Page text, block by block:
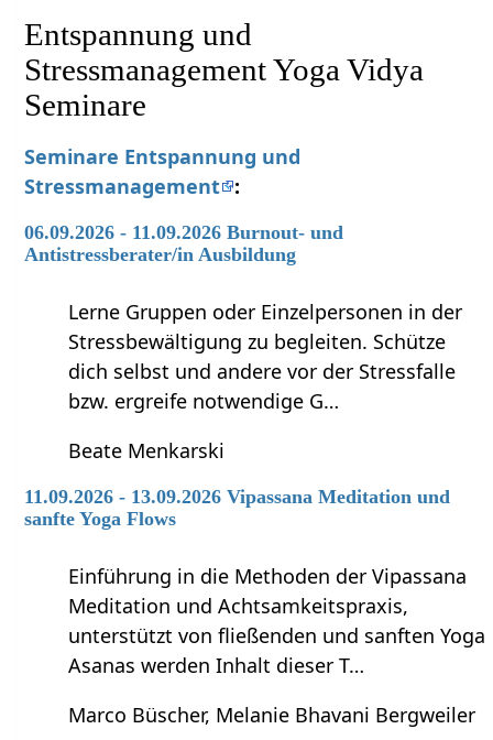
Entspannung und
Stressmanagement Yoga Vidya
Seminare
Seminare Entspannung und
Stressmanagement :
06.09.2026 - 11.09.2026 Burnout- und
Antistressberater/in Ausbildung
Lerne Gruppen oder Einzelpersonen in der
Stressbewältigung zu begleiten. Schütze
dich selbst und andere vor der Stressfalle
bzw. ergreife notwendige G…
Beate Menkarski
11.09.2026 - 13.09.2026 Vipassana Meditation und
sanfte Yoga Flows
Einführung in die Methoden der Vipassana
Meditation und Achtsamkeitspraxis,
unterstützt von fließenden und sanften Yoga
Asanas werden Inhalt dieser T…
Marco Büscher, Melanie Bhavani Bergweiler